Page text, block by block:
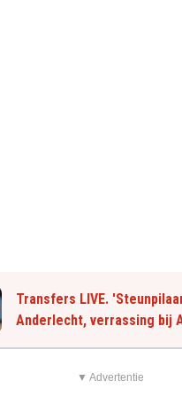
Transfers LIVE.
Anderlecht, verrassing bij
▼ Advertentie